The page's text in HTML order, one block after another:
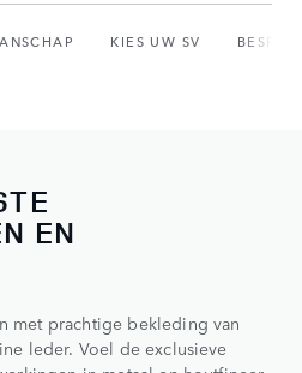
KIES UW SV
EN
met prachtige bekleding van
leder. Voel de exclusieve